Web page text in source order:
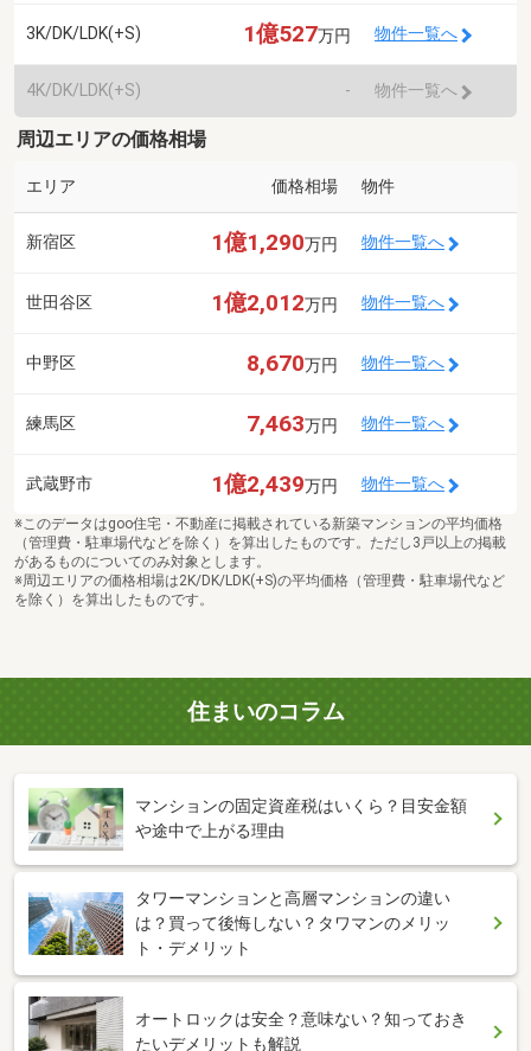
3K/DK/LDK(+S) 1億527万円 物件一覧へ
4K/DK/LDK(+S) - 物件一覧へ
周辺エリアの価格相場
エリア 価格相場 物件
新宿区 1億1,290万円 物件一覧へ
世田谷区 1億2,012万円 物件一覧へ
中野区 8,670万円 物件一覧へ
練馬区 7,463万円 物件一覧へ
武蔵野市 1億2,439万円 物件一覧へ
※このデータはgoo住宅・不動産に掲載されている新築マンションの平均価格
（管理費・駐車場代などを除く）を算出したものです。ただし3戸以上の掲載
があるものについてのみ対象とします。
※周辺エリアの価格相場は2K/DK/LDK(+S)の平均価格（管理費・駐車場代など
を除く）を算出したものです。
住まいのコラム
マンションの固定資産税はいくら？目安金額
や途中で上がる理由
タワーマンションと高層マンションの違い
は？買って後悔しない？タワマンのメリッ
ト・デメリット
オートロックは安全？意味ない？知っておき
たいデメリットも解説